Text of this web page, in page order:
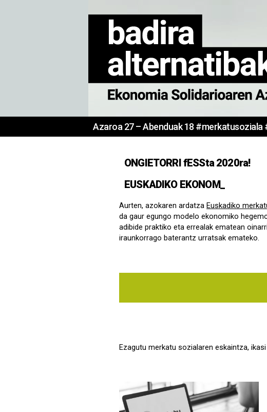
SOZIALA
Azaroa 27 – Abenduak 18 #merkatusoziala
ONGIETORRI fESSta 2020ra!
EUSKADIKO EKONOMIA
Aurten, azokaren ardatza Euskadiko
da gaur egungo modelo ekonomiko
adibide praktiko eta errealak ematean
iraunkorrago baterantz urratsak emateko.
Ezagutu merkatu sozialaren eskaintza,